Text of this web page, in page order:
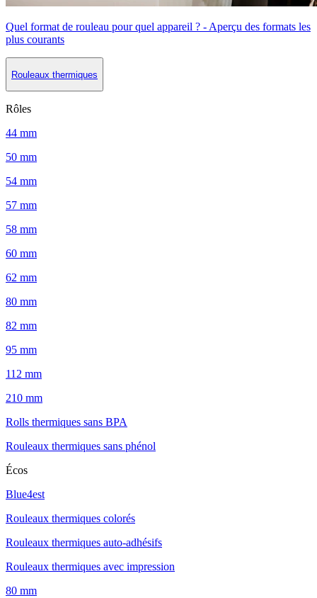
Quel format de rouleau pour quel appareil ? - Aperçu des formats les
plus courants
Rouleaux thermiques
Rôles
44 mm
50 mm
54 mm
57 mm
58 mm
60 mm
62 mm
80 mm
82 mm
95 mm
112 mm
210 mm
Rolls thermiques sans BPA
Rouleaux thermiques sans phénol
Écos
Blue4est
Rouleaux thermiques colorés
Rouleaux thermiques auto-adhésifs
Rouleaux thermiques avec impression
80 mm